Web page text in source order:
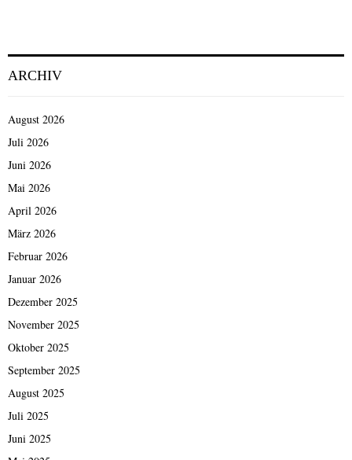
ARCHIV
August 2026
Juli 2026
Juni 2026
Mai 2026
April 2026
März 2026
Februar 2026
Januar 2026
Dezember 2025
November 2025
Oktober 2025
September 2025
August 2025
Juli 2025
Juni 2025